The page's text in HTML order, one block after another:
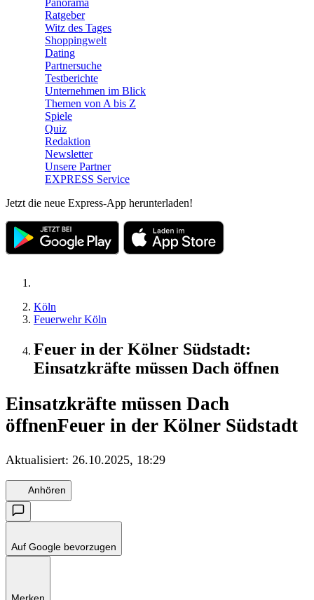
Ratgeber
Witz des Tages
Shoppingwelt
Dating
Partnersuche
Testberichte
Unternehmen im Blick
Themen von A bis Z
Spiele
Quiz
Redaktion
Newsletter
Unsere Partner
EXPRESS Service
Jetzt die neue Express-App herunterladen!
Köln
Feuerwehr Köln
Feuer in der Kölner Südstadt:
Einsatzkräfte müssen Dach öffnen
Einsatzkräfte müssen Dach
öffnenFeuer in der Kölner Südstadt
Aktualisiert: 26.10.2025, 18:29
Anhören
Auf Google bevorzugen
Merken